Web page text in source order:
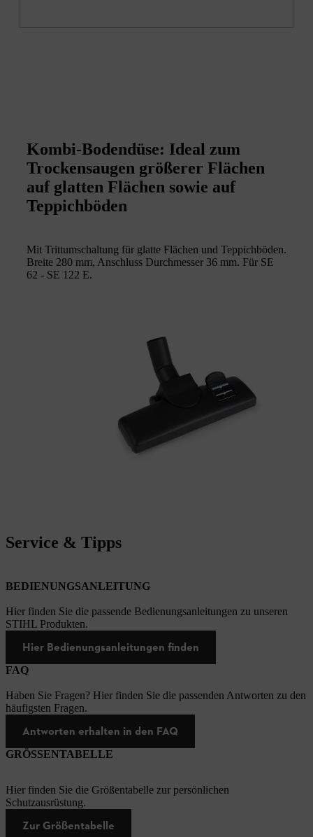
Kombi-Bodendüse: Ideal zum
Trockensaugen größerer Flächen
auf glatten Flächen sowie auf
Teppichböden
Mit Trittumschaltung für glatte Flächen und Teppichböden.
Breite 280 mm, Anschluss Durchmesser 36 mm. Für SE
62 - SE 122 E.
Service & Tipps
BEDIENUNGSANLEITUNG
Hier finden Sie die passende Bedienungsanleitungen zu unseren
STIHL Produkten.
Hier Bedienungsanleitungen finden
FAQ
Haben Sie Fragen? Hier finden Sie die passenden Antworten zu den
häufigsten Fragen.
Antworten erhalten in den FAQ
GRÖSSENTABELLE
Hier finden Sie die Größentabelle zur persönlichen
Schutzausrüstung.
Zur Größentabelle